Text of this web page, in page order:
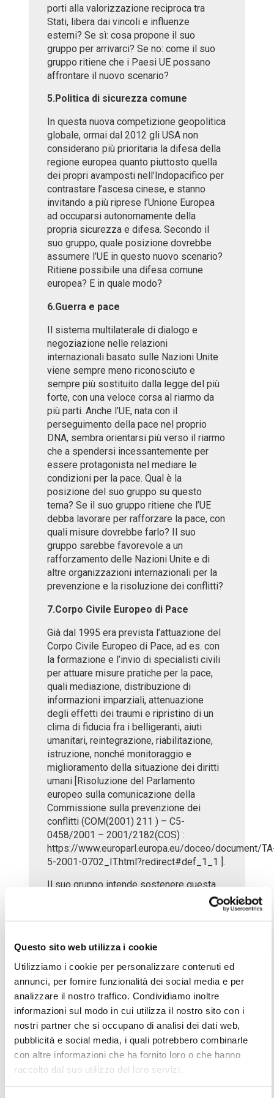
Questo sito web utilizza i cookie
Utilizziamo i cookie per personalizzare contenuti ed
annunci, per fornire funzionalità dei social media e per
analizzare il nostro traffico. Condividiamo inoltre
informazioni sul modo in cui utilizza il nostro sito con i
nostri partner che si occupano di analisi dei dati web,
pubblicità e social media, i quali potrebbero combinarle
con altre informazioni che ha fornito loro o che hanno
raccolto dal suo utilizzo dei loro servizi.
porti alla valorizzazione reciproca tra
Stati, libera dai vincoli e influenze
esterni? Se sì: cosa propone il suo
gruppo per arrivarci? Se no: come il suo
gruppo ritiene che i Paesi UE possano
affrontare il nuovo scenario?
5.Politica di sicurezza comune
In questa nuova competizione geopolitica
globale, ormai dal 2012 gli USA non
considerano più prioritaria la difesa della
regione europea quanto piuttosto quella
dei propri avamposti nell’Indopacifico per
contrastare l’ascesa cinese, e stanno
invitando a più riprese l’Unione Europea
ad occuparsi autonomamente della
propria sicurezza e difesa. Secondo il
suo gruppo, quale posizione dovrebbe
assumere l’UE in questo nuovo scenario?
Ritiene possibile una difesa comune
europea? E in quale modo?
6.Guerra e pace
Il sistema multilaterale di dialogo e
negoziazione nelle relazioni
internazionali basato sulle Nazioni Unite
viene sempre meno riconosciuto e
sempre più sostituito dalla legge del più
forte, con una veloce corsa al riarmo da
più parti. Anche l’UE, nata con il
perseguimento della pace nel proprio
DNA, sembra orientarsi più verso il riarmo
che a spendersi incessantemente per
essere protagonista nel mediare le
condizioni per la pace. Qual è la
posizione del suo gruppo su questo
tema? Se il suo gruppo ritiene che l’UE
debba lavorare per rafforzare la pace, con
quali misure dovrebbe farlo? Il suo
gruppo sarebbe favorevole a un
rafforzamento delle Nazioni Unite e di
altre organizzazioni internazionali per la
prevenzione e la risoluzione dei conflitti?
7.Corpo Civile Europeo di Pace
Già dal 1995 era prevista l’attuazione del
Corpo Civile Europeo di Pace, ad es. con
la formazione e l’invio di specialisti civili
per attuare misure pratiche per la pace,
quali mediazione, distribuzione di
informazioni imparziali, attenuazione
degli effetti dei traumi e ripristino di un
clima di fiducia fra i belligeranti, aiuti
umanitari, reintegrazione, riabilitazione,
istruzione, nonché monitoraggio e
miglioramento della situazione dei diritti
umani [Risoluzione del Parlamento
europeo sulla comunicazione della
Commissione sulla prevenzione dei
conflitti (COM(2001) 211 ) – C5-
0458/2001 – 2001/2182(COS) :
https://www.europarl.europa.eu/doceo/document/
5-2001-0702_IT.html?redirect#def_1_1 ].
Il suo gruppo intende sostenere questa
proposta? Se sì, come? Se no, per quali
la crisi ambientale sono drammatiche,
secondo la scienza, ed è di fondamentale
importanza agire il più rapidamente
possibile per mitigare o attenuare gli
effetti del riscaldamento globale. Molte
persone stanno esprimendo la propria
protesta con gesti plateali chiedendo di
essere ascoltati. Il suo gruppo ritiene che